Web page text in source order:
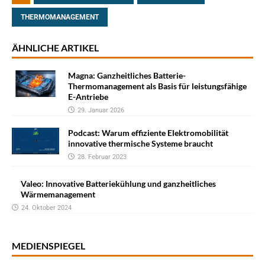
THERMOMANAGEMENT
ÄHNLICHE ARTIKEL
Magna: Ganzheitliches Batterie-
Thermomanagement als Basis für leistungsfähige
E-Antriebe
29. Januar 2026
Podcast: Warum effiziente Elektromobilität
innovative thermische Systeme braucht
28. Februar 2023
Valeo: Innovative Batteriekühlung und ganzheitliches
Wärmemanagement
24. Oktober 2024
MEDIENSPIEGEL